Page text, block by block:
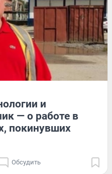
и
— о работе в
покинувших
Обсудить